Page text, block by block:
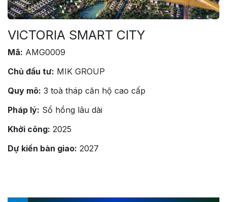
VICTORIA SMART CITY
Mã: AMG0009
Chủ đầu tư: MIK GROUP
Quy mô: 3 toà tháp căn hộ cao cấp
Pháp lý: Sổ hồng lâu dài
Khởi công: 2025
Dự kiến bàn giao: 2027